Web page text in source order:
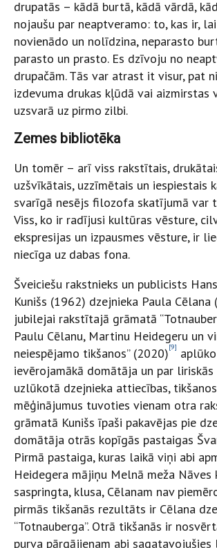
drupatās – kādā burtā, kādā vārdā,
nojaušu par neaptveramo: to, kas ir,
novienādo un nolīdzina, neparasto
parasto un prasto. Es dzīvoju no
drupačām. Tās var atrast it visur, pat
izdevuma drukas kļūdā vai aizmirstas
uzsvarā uz pirmo zilbi.
Zemes bibliotēka
Un tomēr – arī viss rakstītais,
uzšvīkātais, uzzīmētais un iespiestais
svarīgā nesējs filozofa skatījumā var
Viss, ko ir radījusi kultūras vēsture,
ekspresijas un izpausmes vēsture, ir
niecīga uz dabas fona.
Šveiciešu rakstnieks un publicists
Kunišs (1962) dzejnieka Paula
jubilejai rakstītajā grāmatā
Paulu Cēlanu, Martinu Heidegeru un
neiespējamo tikšanos” (2020)[9]
ievērojamākā domātāja un par
uzlūkotā dzejnieka attiecības,
mēģinājumus tuvoties vienam otra
grāmatā Kunišs īpaši pakavējas pie
domātāja otrās kopīgās pastaigas
Pirmā pastaiga, kuras laikā viņi abi
Heidegera mājiņu Melnā meža Nāves
saspringta, klusa, Cēlanam nav
pirmās tikšanās rezultāts ir Cēlana
“Totnauberga”. Otrā tikšanās ir
purva pārgājienam abi sagatavojušies